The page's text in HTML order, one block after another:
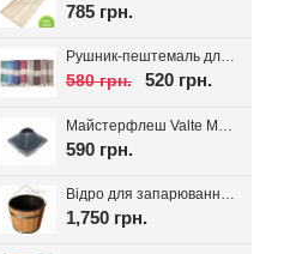
785 грн.
Рушник-пештемаль для лазні, хамаму, на пляж Діамант, вибір кольору
580 грн. 520 грн.
590 грн.
1,750 грн.